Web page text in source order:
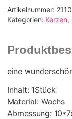
Artikelnummer:
Kategorien: Kerzen,
eine
Inhalt: 1Stück
Material: Wachs
Abmessung: